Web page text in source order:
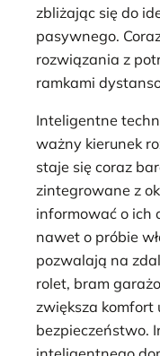
zbliżając się do
pasywnego.
rozwiązania z
ramkami
Inteligentne
ważny kierunek
staje się coraz
zintegrowane z
informować o ich
nawet o próbie
pozwalają na
rolet, bram
zwiększa komfort
bezpieczeństwo.